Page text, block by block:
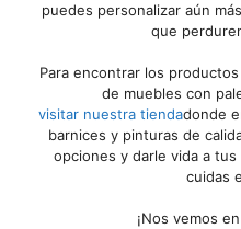
puedes personalizar aún
que
Para encontrar los
de muebles con
visitar nuestra tiendadonde
barnices y pinturas de
opciones y darle vida a
cuidas
¡Nos vemos